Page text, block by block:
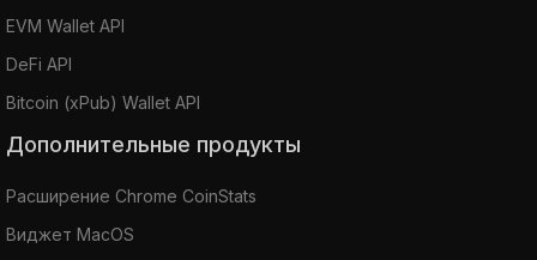
EVM Wallet API
DeFi API
Bitcoin (xPub) Wallet API
Дополнительные продукты
Расширение Chrome CoinStats
Виджет MacOS